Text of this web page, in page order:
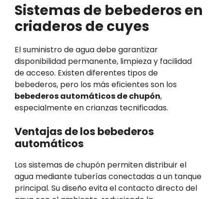
Sistemas de bebederos en
criaderos de cuyes
El suministro de agua debe garantizar
disponibilidad permanente, limpieza y facilidad
de acceso. Existen diferentes tipos de
bebederos, pero los más eficientes son los
bebederos automáticos de chupón,
especialmente en crianzas tecnificadas.
Ventajas de los bebederos
automáticos
Los sistemas de chupón permiten distribuir el
agua mediante tuberías conectadas a un tanque
principal. Su diseño evita el contacto directo del